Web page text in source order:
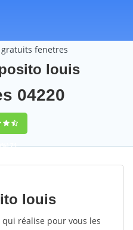
gratuits fenetres
louis
04220
71
louis
réalise pour vous les